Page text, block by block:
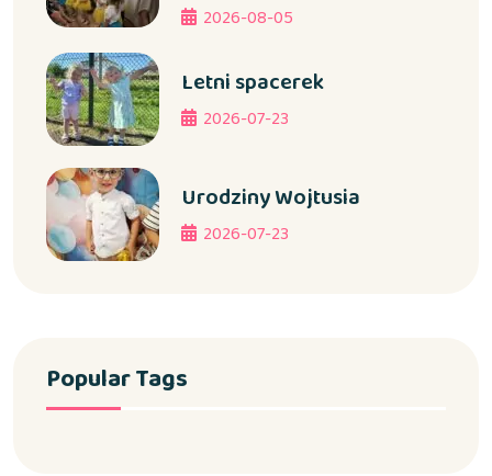
2026-08-05
Letni spacerek
2026-07-23
Urodziny Wojtusia
2026-07-23
Popular Tags